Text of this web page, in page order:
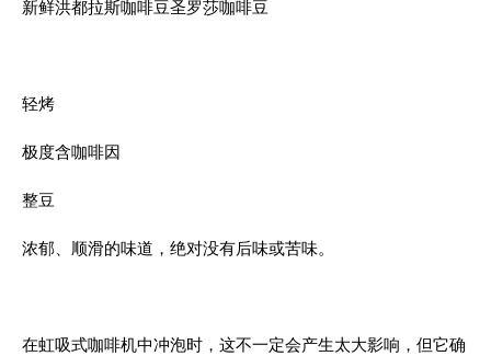
新鲜洪都拉斯咖啡豆圣罗莎咖啡豆
轻烤
极度含咖啡因
整豆
浓郁、顺滑的味道，绝对没有后味或苦味。
在虹吸式咖啡机中冲泡时，这不一定会产生太大影响，但它确